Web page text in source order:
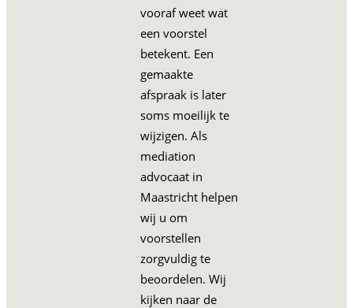
vooraf weet wat
een voorstel
betekent. Een
gemaakte
afspraak is later
soms moeilijk te
wijzigen. Als
mediation
advocaat in
Maastricht helpen
wij u om
voorstellen
zorgvuldig te
beoordelen. Wij
kijken naar de